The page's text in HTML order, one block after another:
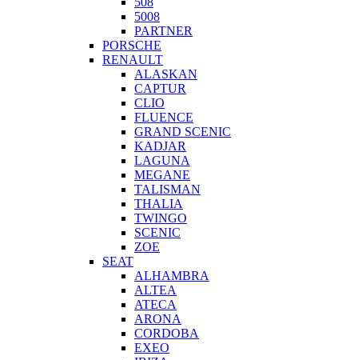
5008
PARTNER
PORSCHE
RENAULT
ALASKAN
CAPTUR
CLIO
FLUENCE
GRAND SCENIC
KADJAR
LAGUNA
MEGANE
TALISMAN
THALIA
TWINGO
SCENIC
ZOE
SEAT
ALHAMBRA
ALTEA
ATECA
ARONA
CORDOBA
EXEO